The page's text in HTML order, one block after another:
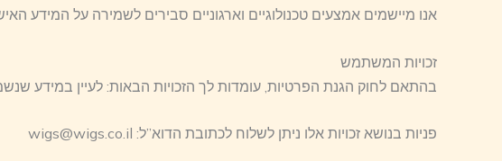
אנו מיישמים אמצעים טכנולוגיים וארגוניים סבירים לשמירה על המידע
זכויות המשתמש
בהתאם לחוק הגנת הפרטיות, עומדות לך הזכויות הבאות: לעיין במידע
פניות בנושא זכויות אלו ניתן לשלוח לכתובת הדוא”ל: wigs@wigs.co.il